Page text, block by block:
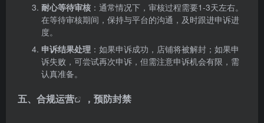
耐心等待审核 ：通常情况下，审核过程需要1-3天左右。
在等待审核期间，保持与平台的沟通，及时跟进申诉进
度。
申诉结果处理 ：如果申诉成功，店铺将被解封；如果申
诉失败，可尝试再次申诉，但需注意申诉机会有限，需
认真准备。
五、 合规运营 ，预防封禁